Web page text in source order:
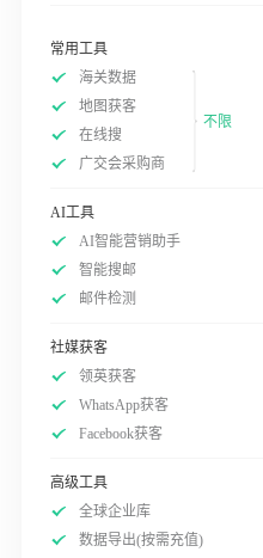
常用工具
海关数据
地图获客
在线搜
广交会采购商
不限
AI工具
AI智能营销助手
智能搜邮
邮件检测
社媒获客
领英获客
WhatsApp获客
Facebook获客
高级工具
全球企业库
数据导出(按需充值)